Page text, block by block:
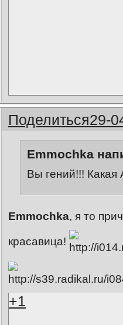
Поделиться29-
Emmochka
Вы гений!!! Какая
Emmochka, я то
красавица!
+1